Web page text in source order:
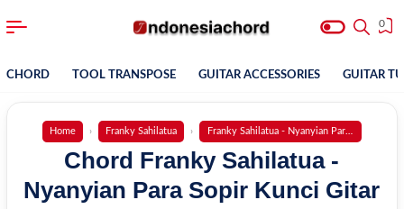
0
CHORD TOOL TRANSPOSE GUITAR ACCESSORIES GUITAR
Home Franky Sahilatua Franky Sahilatua - Nyanyian Para Sopir
Chord Franky Sahilatua -
Nyanyian Para Sopir Kunci Gitar